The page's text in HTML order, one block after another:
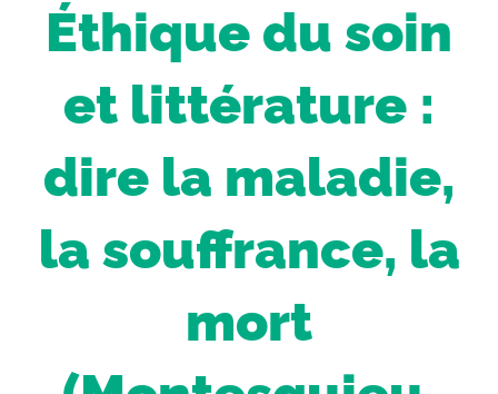
Éthique du soin
et littérature :
dire la maladie,
la souffrance, la
mort